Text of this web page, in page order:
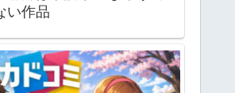
い作品